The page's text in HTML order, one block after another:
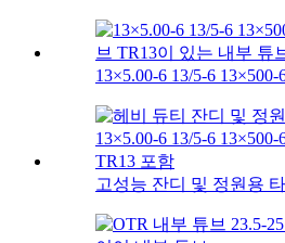
13×5.00-6 13/5-6
고성능 잔디 및 정원용